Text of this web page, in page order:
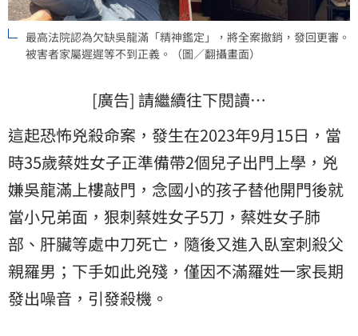
最高法院認為欠缺吳龍滿「精神鑑定」，將全案撤銷，發回更審。
被害者家屬遲遲等不到正義。（圖／翻攝畫面）
[廣告] 請繼續往下閱讀…
這起恐怖兇殺命案，發生在2023年9月15日，當
時35歲蔡姓女子正準備帶2個兒子出門上學，兇
嫌吳龍滿上樓敲門，念國小的孩子替他開門後就
當小兄弟面，狠刺蔡姓女子5刀，蔡姓女子肺
部、肝臟等處中刀死亡，隨後又進入臥室刺殺父
親羅男；下手如此兇殘，僅因不滿羅姓一家長期
發出噪音，引發殺機。